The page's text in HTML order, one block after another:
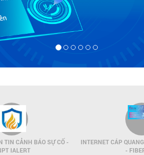
TIN CẢNH BÁO SỰ CỐ -
IALERT
INTERNET CÁP
-